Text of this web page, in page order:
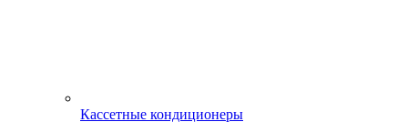
Кассетные кондиционеры